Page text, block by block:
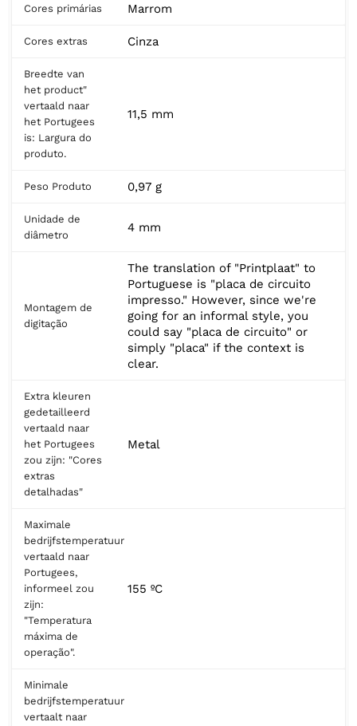
Cores primárias Marrom
Cores extras Cinza
Breedte van
het product"
vertaald naar
het Portugees
is: Largura do
produto.
11,5 mm
Peso Produto 0,97 g
Unidade de
diâmetro
4 mm
Montagem de
digitação
The translation of "Printplaat" to
Portuguese is "placa de circuito
impresso." However, since we're
going for an informal style, you
could say "placa de circuito" or
simply "placa" if the context is
clear.
Extra kleuren
gedetailleerd
vertaald naar
het Portugees
zou zijn: "Cores
extras
detalhadas"
Metal
Maximale
bedrijfstemperatuur
vertaald naar
Portugees,
informeel zou
zijn:
"Temperatura
máxima de
operação".
155 ºC
Minimale
bedrijfstemperatuur
vertaalt naar